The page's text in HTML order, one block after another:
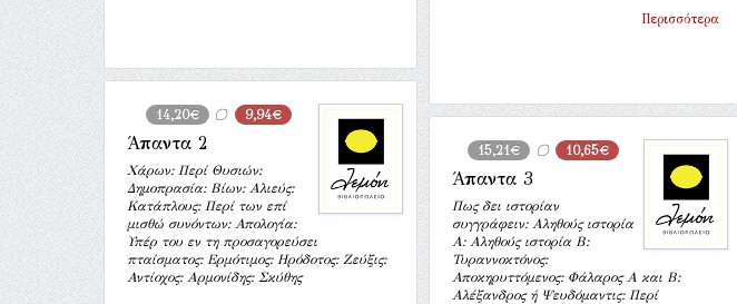
Περισσότερα
14,20€ 9,94€
Άπαντα 2
Χάρων: Περί Θυσιών:
Δημοπρασία: Βίων: Αλιεύς:
Κατάπλους: Περί των επί
μισθώ συνόντων: Απολογία:
Υπέρ του εν τη προσαγορεύσει
πταίσματος: Ερμότιμος: Ηρόδοτος: Ζεύξις:
Αντίοχος: Αρμονίδης: Σκύθης
15,21€ 10,65€
Άπαντα 3
Πως δει ιστορίαν
συγγράφειν: Αληθούς ιστορία
Α: Αληθούς ιστορία Β:
Τυραννοκτόνος:
Αποκηρυττόμενος: Φάλαρος Α και Β:
Αλέξανδρος ή Ψευδόμαντις: Περί